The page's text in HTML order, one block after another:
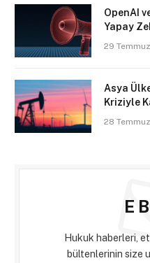
OpenAI
Yapay
29
Asya
Kriziyle
28
E
Hukuk haberleri,
bültenlerinin size